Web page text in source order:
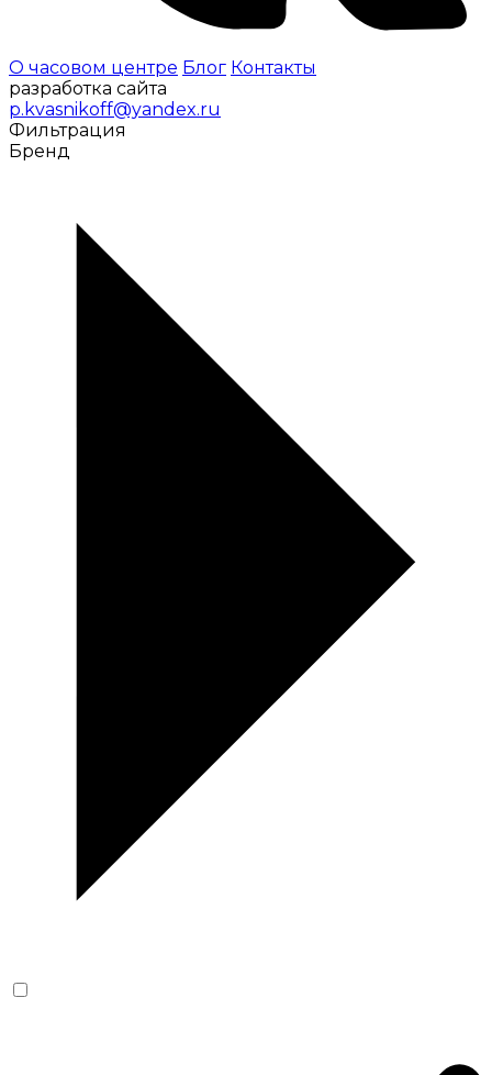
О часовом центре Блог Контакты
разработка сайта
p.kvasnikoff@yandex.ru
Фильтрация
Бренд